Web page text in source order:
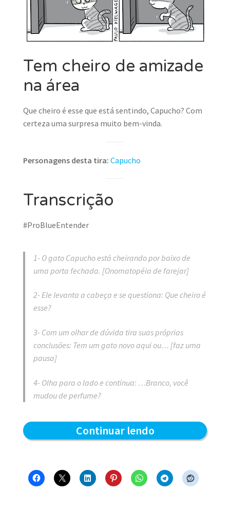
Tem cheiro de amizade
na área
Que cheiro é esse que está sentindo, Capucho? Com
certeza uma surpresa muito bem-vinda.
Personagens desta tira: Capucho
Transcrição
#ProBlueEntender
1- O gato Capucho está cheirando por baixo de
uma porta fechada. [Onomatopéia de farejar]
2- Ele levanta a cabeça e se questiona: Que cheiro é
esse?
3- Com um olhar de dúvida tira suas próprias
conclusões: Tem um gato novo aqui ou… [faz uma
pausa]
4- Olha para o lado e continua: …Branco, você
mudou de perfume?
Continuar lendoQue
esse?